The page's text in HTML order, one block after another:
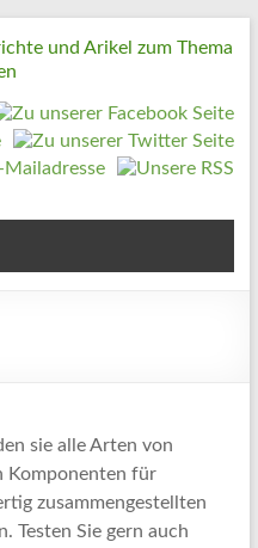
sie alle Arten von
Komponenten für
zusammengestellten
Testen Sie gern auch